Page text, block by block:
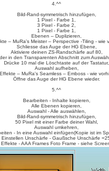
4.^^
Bild-Rand-symmetrisch hinzufügen,
1 Pixel - Farbe 1,
3 Pixel - Farbe 2,
1 Pixel - Farbe 1,
Ebenen – Duplizieren,
– MuRa's Meister – Perspective -Tiling - wie
Schliesse das Auge der HG Ebene,
Aktiviere deinen ZS-Randschärfe auf 80,
in den Transparenten Abschnitt zum
Drücke 10 mal die Löschtaste auf der Tastatur,
Auswahl aufheben,
Effekte – MuRa's Seamless – Emboss - wie
Öffne das Auge der HG Ebene wieder.
5.^^
Bearbeiten - Inhalte kopieren,
Alle Ebenen kopieren,
Auswahl - Alle auswählen,
Bild-Rand-symmetrisch hinzufügen,
50 Pixel mit einer Farbe deiner Wahl,
Auswahl umkehren,
- In eine Auswahl einfügen(Kopie ist im
Einstellen Unschärfe - Gaußsche Unschärfe
Effekte - AAA Frames Foto Frame - siehe